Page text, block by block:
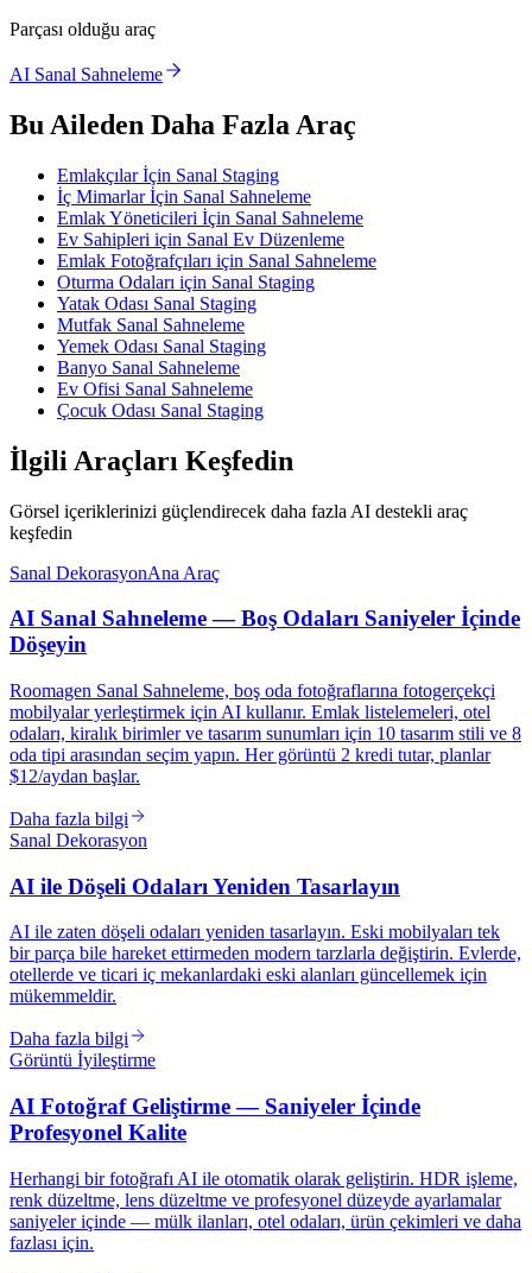
Parçası olduğu araç
AI Sanal Sahneleme
Bu Aileden Daha Fazla Araç
Emlakçılar İçin Sanal Staging
İç Mimarlar İçin Sanal Sahneleme
Emlak Yöneticileri İçin Sanal Sahneleme
Ev Sahipleri için Sanal Ev Düzenleme
Emlak Fotoğrafçıları için Sanal Sahneleme
Oturma Odaları için Sanal Staging
Yatak Odası Sanal Staging
Mutfak Sanal Sahneleme
Yemek Odası Sanal Staging
Banyo Sanal Sahneleme
Ev Ofisi Sanal Sahneleme
Çocuk Odası Sanal Staging
İlgili Araçları Keşfedin
Görsel içeriklerinizi güçlendirecek daha fazla AI destekli araç
keşfedin
Sanal DekorasyonAna Araç
AI Sanal Sahneleme — Boş Odaları Saniyeler İçinde
Döşeyin
Roomagen Sanal Sahneleme, boş oda fotoğraflarına fotogerçekçi
mobilyalar yerleştirmek için AI kullanır. Emlak listelemeleri, otel
odaları, kiralık birimler ve tasarım sunumları için 10 tasarım stili ve 8
oda tipi arasından seçim yapın. Her görüntü 2 kredi tutar, planlar
$12/aydan başlar.
Daha fazla bilgi
Sanal Dekorasyon
AI ile Döşeli Odaları Yeniden Tasarlayın
AI ile zaten döşeli odaları yeniden tasarlayın. Eski mobilyaları tek
bir parça bile hareket ettirmeden modern tarzlarla değiştirin. Evlerde,
otellerde ve ticari iç mekanlardaki eski alanları güncellemek için
mükemmeldir.
Daha fazla bilgi
Görüntü İyileştirme
AI Fotoğraf Geliştirme — Saniyeler İçinde
Profesyonel Kalite
Herhangi bir fotoğrafı AI ile otomatik olarak geliştirin. HDR işleme,
renk düzeltme, lens düzeltme ve profesyonel düzeyde ayarlamalar
saniyeler içinde — mülk ilanları, otel odaları, ürün çekimleri ve daha
fazlası için.